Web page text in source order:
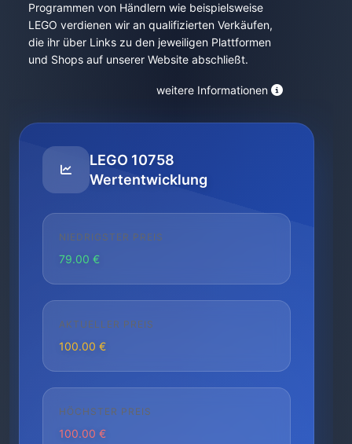
Programmen von Händlern wie beispielsweise
LEGO verdienen wir an qualifizierten Verkäufen,
die ihr über Links zu den jeweiligen Plattformen
und Shops auf unserer Website abschließt.
weitere Informationen
LEGO 10758
Wertentwicklung
NIEDRIGSTER PREIS
79.00 €
AKTUELLER PREIS
100.00 €
HÖCHSTER PREIS
100.00 €